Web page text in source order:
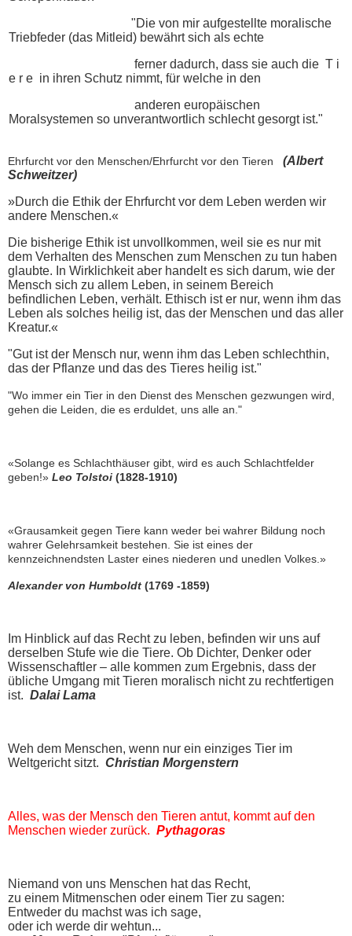
"Die von mir aufgestellte moralische
Triebfeder (das Mitleid) bewährt sich als echte
ferner dadurch, dass sie auch die T i
e r e in ihren Schutz nimmt, für welche in den
anderen europäischen
Moralsystemen so unverantwortlich schlecht gesorgt ist."
Ehrfurcht vor den Menschen/Ehrfurcht vor den Tieren
(Albert
Schweitzer)
»Durch die Ethik der Ehrfurcht vor dem Leben werden wir
andere Menschen.«
Die bisherige Ethik ist unvollkommen, weil sie es nur mit
dem Verhalten des Menschen zum Menschen zu tun haben
glaubte. In Wirklichkeit aber handelt es sich darum, wie der
Mensch sich zu allem Leben, in seinem Bereich
befindlichen Leben, verhält. Ethisch ist er nur, wenn ihm das
Leben als solches heilig ist, das der Menschen und das aller
Kreatur.«
"Gut ist der Mensch nur, wenn ihm das Leben schlechthin,
das der Pflanze und das des Tieres heilig ist."
"Wo immer ein Tier in den Dienst des Menschen gezwungen wird,
gehen die Leiden, die es erduldet, uns alle an. "
«Solange es Schlachthäuser gibt, wird es auch Schlachtfelder
geben!» Leo Tolstoi (1828-1910)
«Grausamkeit gegen Tiere kann weder bei wahrer Bildung noch
wahrer Gelehrsamkeit bestehen. Sie ist eines der
kennzeichnendsten Laster eines niederen und unedlen Volkes. »
Alexander von Humboldt (1769 -1859)
Im Hinblick auf das Recht zu leben, befinden wir uns auf
derselben Stufe wie die Tiere. Ob Dichter, Denker oder
Wissenschaftler – alle kommen zum Ergebnis, dass der
übliche Umgang mit Tieren moralisch nicht zu rechtfertigen
ist. Dalai Lama
Weh dem Menschen, wenn nur ein einziges Tier im
Weltgericht sitzt. Christian Morgenstern
Alles, was der Mensch den Tieren antut, kommt auf den
Menschen wieder zurück. Pythagoras
Niemand von uns Menschen hat das Recht,
zu einem Mitmenschen oder einem Tier zu sagen:
Entweder du machst was ich sage,
oder ich werde dir wehtun...